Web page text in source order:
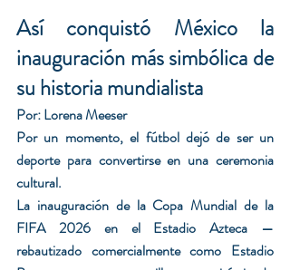
Así conquistó México la
inauguración más simbólica de
su historia mundialista
Por: Lorena Meeser
Por un momento, el fútbol dejó de ser un
deporte para convertirse en una ceremonia
cultural.
La inauguración de la Copa Mundial de la
FIFA 2026 en el Estadio Azteca —
rebautizado comercialmente como Estadio